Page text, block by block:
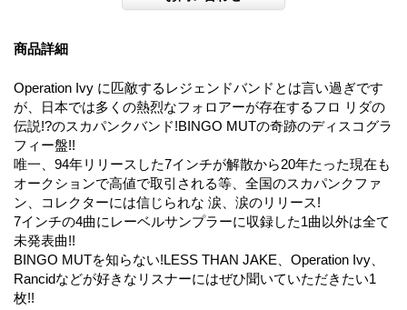
商品詳細
Operation Ivy に匹敵するレジェンドバンドとは言い過ぎです
が、日本では多くの熱烈なフォロアーが存在するフロ リダの
伝説!?のスカパンクバンド!BINGO MUTの奇跡のディスコグラ
フィー盤!!
唯一、94年リリースした7インチが解散から20年たった現在も
オークションで高値で取引される等、全国のスカパンクファ
ン、コレクターには信じられな 涙、涙のリリース!
7インチの4曲にレーベルサンプラーに収録した1曲以外は全て
未発表曲!!
BINGO MUTを知らない!LESS THAN JAKE、Operation Ivy、
Rancidなどが好きなリスナーにはぜひ聞いていただきたい1
枚!!